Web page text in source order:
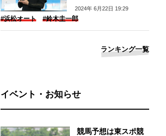
なので嬉しい」
2024年 6月22日 19:29
#浜松オート #鈴木圭一郎
ランキング一覧
イベント・お知らせ
競馬予想は東スポ競